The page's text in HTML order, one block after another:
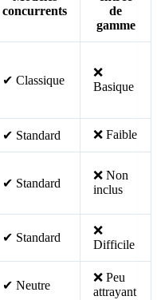
concurrents
de
gamme
✔ Classique
❌
Basique
✔ Standard ❌ Faible
✔ Standard
❌ Non
inclus
✔ Standard
❌
Difficile
✔ Neutre
❌ Peu
attrayant